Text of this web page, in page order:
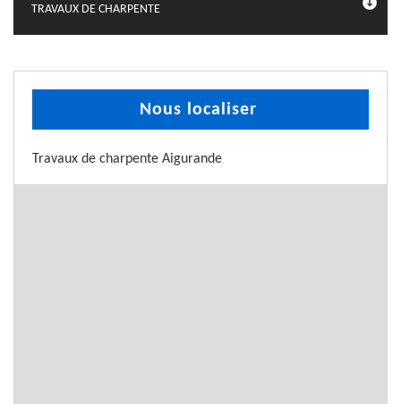
TRAVAUX DE CHARPENTE
Nous localiser
Travaux de charpente Aigurande